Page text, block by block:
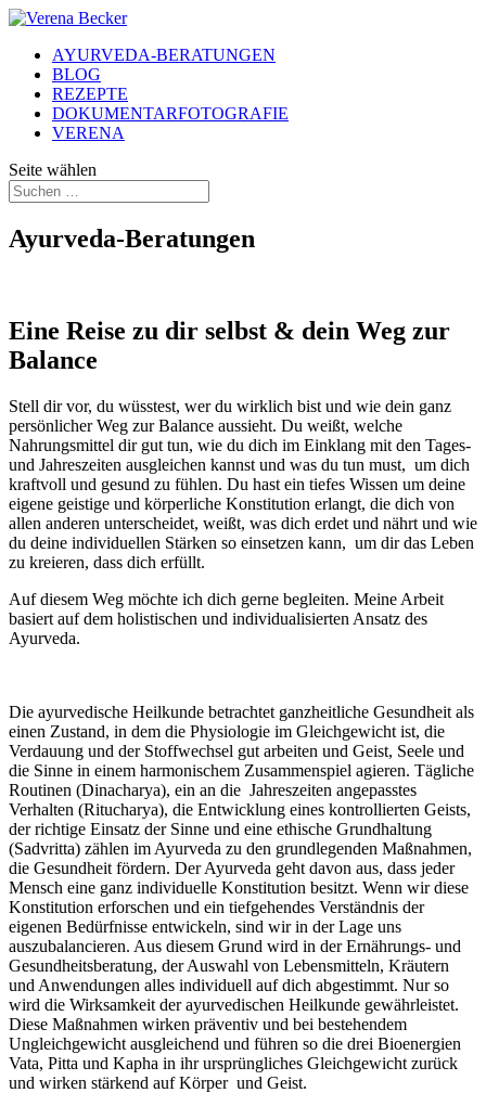
AYURVEDA-BERATUNGEN
BLOG
REZEPTE
DOKUMENTARFOTOGRAFIE
VERENA
Seite wählen
Ayurveda-Beratungen
Eine Reise zu dir selbst & dein Weg zur
Balance
Stell dir vor, du wüsstest, wer du wirklich bist und wie dein ganz
persönlicher Weg zur Balance aussieht. Du weißt, welche
Nahrungsmittel dir gut tun, wie du dich im Einklang mit den Tages-
und Jahreszeiten ausgleichen kannst und was du tun must, um dich
kraftvoll und gesund zu fühlen. Du hast ein tiefes Wissen um deine
eigene geistige und körperliche Konstitution erlangt, die dich von
allen anderen unterscheidet, weißt, was dich erdet und nährt und wie
du deine individuellen Stärken so einsetzen kann, um dir das Leben
zu kreieren, dass dich erfüllt.
Auf diesem Weg möchte ich dich gerne begleiten. Meine Arbeit
basiert auf dem holistischen und individualisierten Ansatz des
Ayurveda.
Die ayurvedische Heilkunde betrachtet ganzheitliche Gesundheit als
einen Zustand, in dem die Physiologie im Gleichgewicht ist, die
Verdauung und der Stoffwechsel gut arbeiten und Geist, Seele und
die Sinne in einem harmonischem Zusammenspiel agieren. Tägliche
Routinen (Dinacharya), ein an die Jahreszeiten angepasstes
Verhalten (Ritucharya), die Entwicklung eines kontrollierten Geists,
der richtige Einsatz der Sinne und eine ethische Grundhaltung
(Sadvritta) zählen im Ayurveda zu den grundlegenden Maßnahmen,
die Gesundheit fördern. Der Ayurveda geht davon aus, dass jeder
Mensch eine ganz individuelle Konstitution besitzt. Wenn wir diese
Konstitution erforschen und ein tiefgehendes Verständnis der
eigenen Bedürfnisse entwickeln, sind wir in der Lage uns
auszubalancieren. Aus diesem Grund wird in der Ernährungs- und
Gesundheitsberatung, der Auswahl von Lebensmitteln, Kräutern
und Anwendungen alles individuell auf dich abgestimmt. Nur so
wird die Wirksamkeit der ayurvedischen Heilkunde gewährleistet.
Diese Maßnahmen wirken präventiv und bei bestehendem
Ungleichgewicht ausgleichend und führen so die drei Bioenergien
Vata, Pitta und Kapha in ihr ursprüngliches Gleichgewicht zurück
und wirken stärkend auf Körper und Geist.